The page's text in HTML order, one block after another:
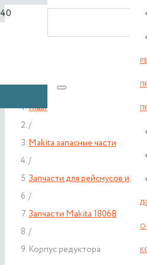
О
Главная
/
Makita запасные части
/
Запчасти для рейсмусов и
/
Запчасти Makita 1806B
/
Корпус редуктора